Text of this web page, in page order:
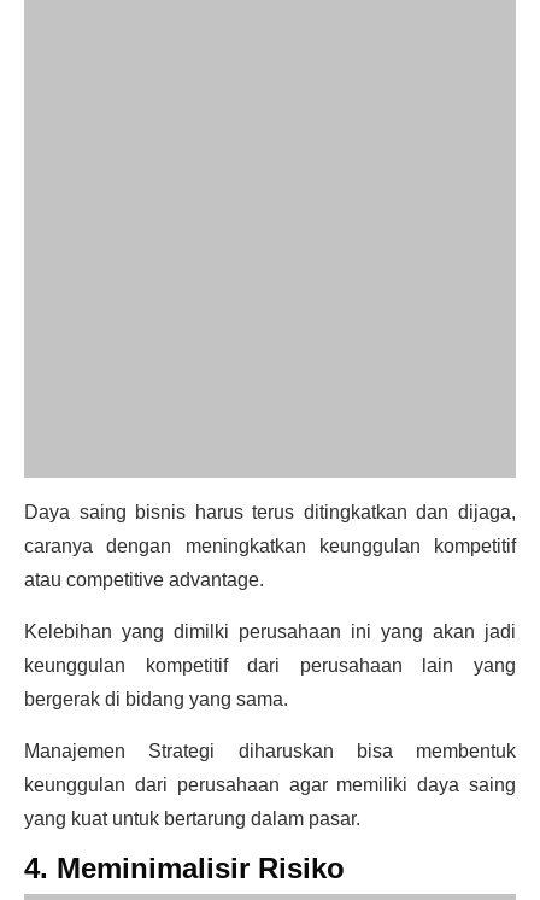
Daya saing bisnis harus terus ditingkatkan dan dijaga,
caranya dengan meningkatkan keunggulan kompetitif
atau competitive advantage.
Kelebihan yang dimilki perusahaan ini yang akan jadi
keunggulan kompetitif dari perusahaan lain yang
bergerak di bidang yang sama.
Manajemen Strategi diharuskan bisa membentuk
keunggulan dari perusahaan agar memiliki daya saing
yang kuat untuk bertarung dalam pasar.
4. Meminimalisir Risiko